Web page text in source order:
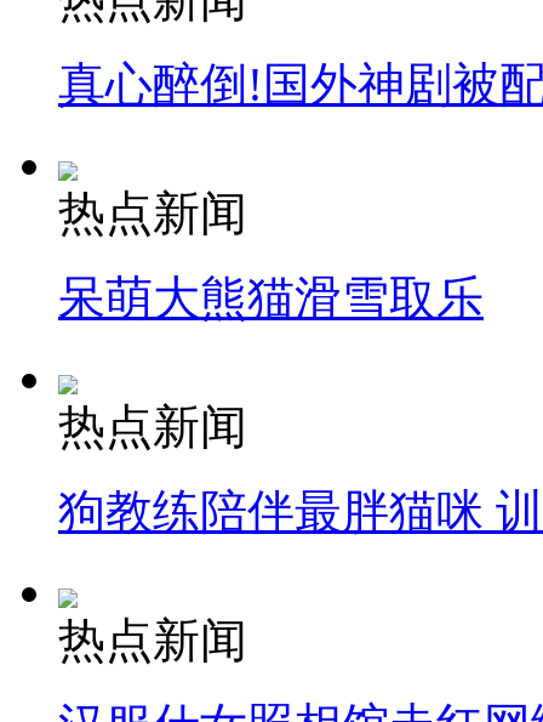
真心醉倒!国外神剧被
热点新闻
呆萌大熊猫滑雪取乐
热点新闻
狗教练陪伴最胖猫咪
热点新闻